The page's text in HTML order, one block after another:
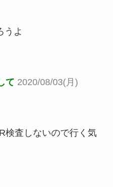
うよ
て 2020/08/03(月)
検査しないので行く気